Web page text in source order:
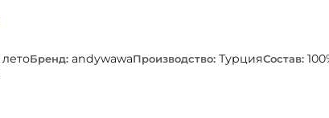
летоБренд: andywawaПроизводство: ТурцияСостав: